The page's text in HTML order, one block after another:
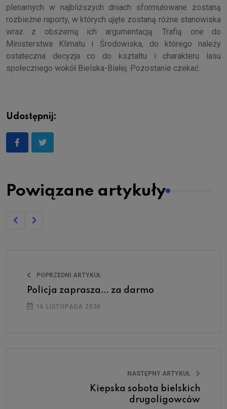
plenarnych w najbliższych dniach sformułowane zostaną
rozbieżne raporty, w których ujęte zostaną różne stanowiska
wraz z obszerną ich argumentacją. Trafią one do
Ministerstwa Klimatu i Środowiska, do którego należy
ostateczna decyzja co do kształtu i charakteru lasu
społecznego wokół Bielska-Białej. Pozostanie czekać.
Udostępnij:
Powiązane artykuły
POPRZEDNI ARTYKUŁ
Policja zaprasza… za darmo
16 LISTOPADA 2024
NASTĘPNY ARTYKUŁ
Kiepska sobota bielskich
drugoligowców